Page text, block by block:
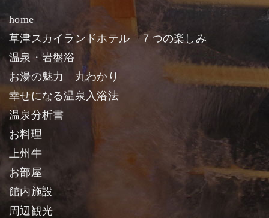
home
草津スカイランドホテル ７つの楽しみ
温泉・岩盤浴
お湯の魅力 丸わかり
幸せになる温泉入浴法
温泉分析書
お料理
上州牛
お部屋
館内施設
周辺観光